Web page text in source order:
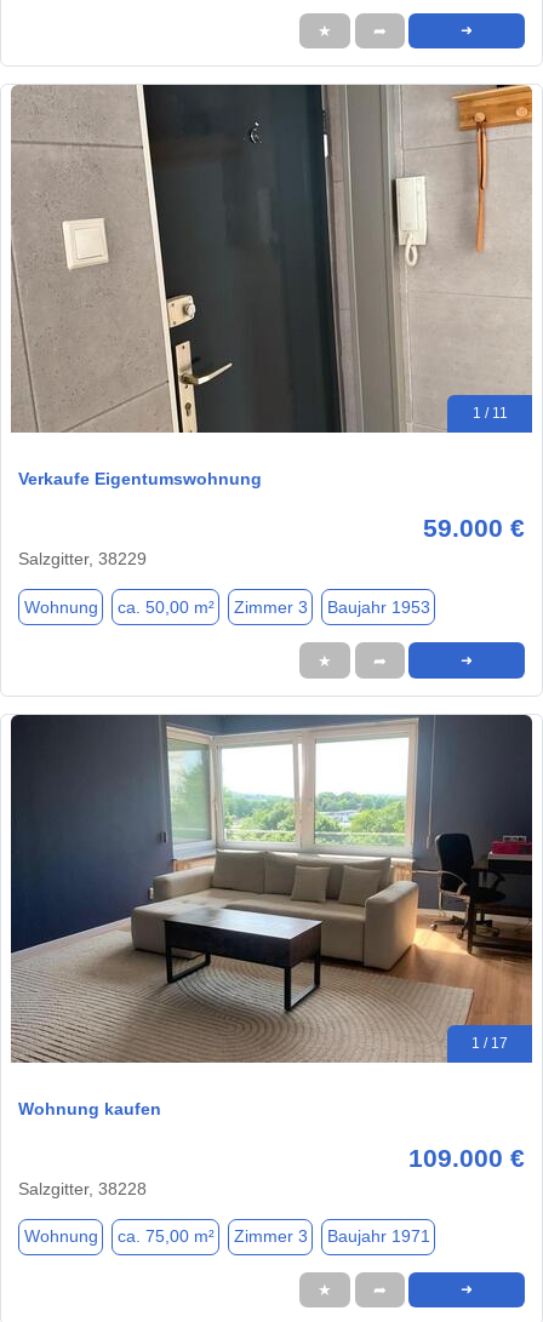
★ ➦ ➜
1 / 11
Verkaufe Eigentumswohnung
59.000 €
Salzgitter, 38229
Wohnung ca. 50,00 m² Zimmer 3 Baujahr 1953
★ ➦ ➜
1 / 17
Wohnung kaufen
109.000 €
Salzgitter, 38228
Wohnung ca. 75,00 m² Zimmer 3 Baujahr 1971
★ ➦ ➜